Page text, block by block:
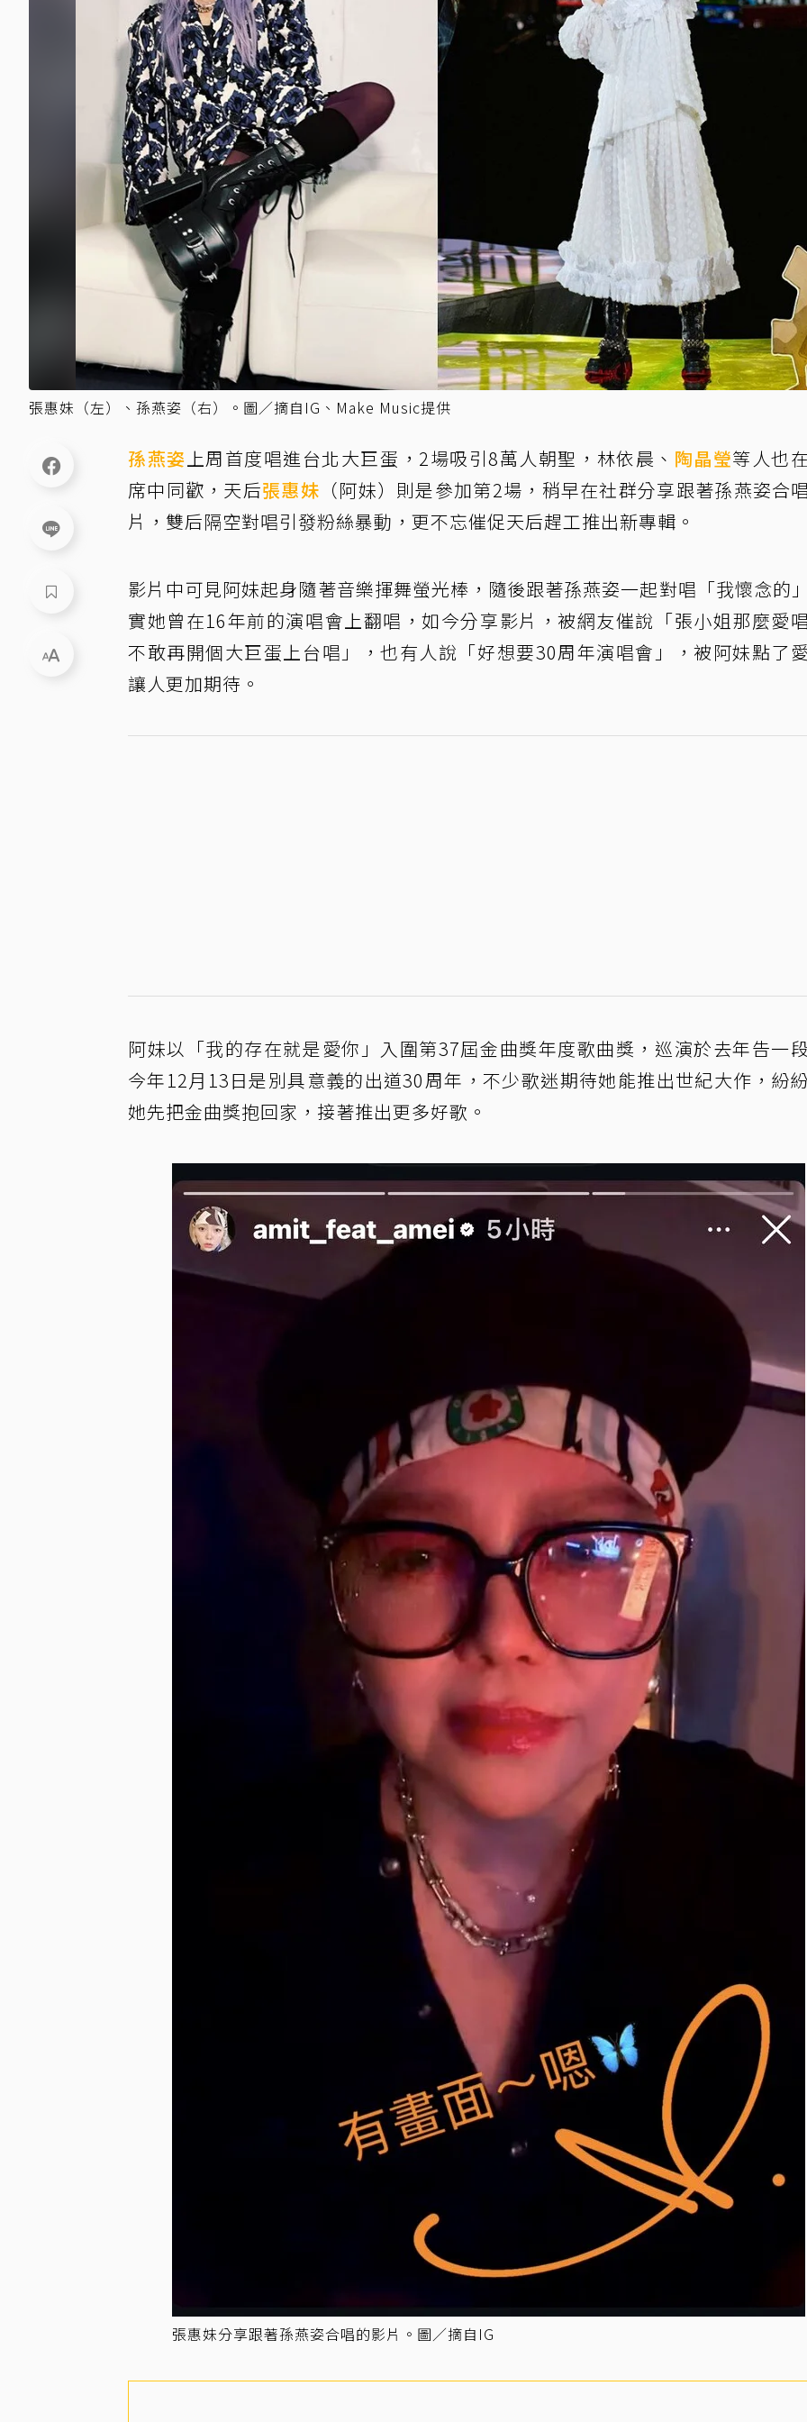
張惠妹（左）、孫燕姿（右）。圖／摘自IG、Make Music提供
孫燕姿上周首度唱進台北大巨蛋，2場吸引8萬人朝聖，林依晨、 陶晶瑩等人也
席中同歡，天后張惠妹 （阿妹）則是參加第2場，稍早在社群分享跟著孫燕姿合
片，雙后隔空對唱引發粉絲暴動，更不忘催促天后趕工推出新專輯。
影片中可見阿妹起身隨著音樂揮舞螢光棒，隨後跟著孫燕姿一起對唱「我懷念的
實她曾在16年前的演唱會上翻唱，如今分享影片，被網友催說「張小姐那麼愛
不敢再開個大巨蛋上台唱」，也有人說「好想要30周年演唱會」，被阿妹點了
讓人更加期待。
阿妹以「我的存在就是愛你」入圍第37屆金曲獎年度歌曲獎，巡演於去年告一
今年12月13日是別具意義的出道30周年，不少歌迷期待她能推出世紀大作，紛
她先把金曲獎抱回家，接著推出更多好歌。
張惠妹分享跟著孫燕姿合唱的影片。圖／摘自IG